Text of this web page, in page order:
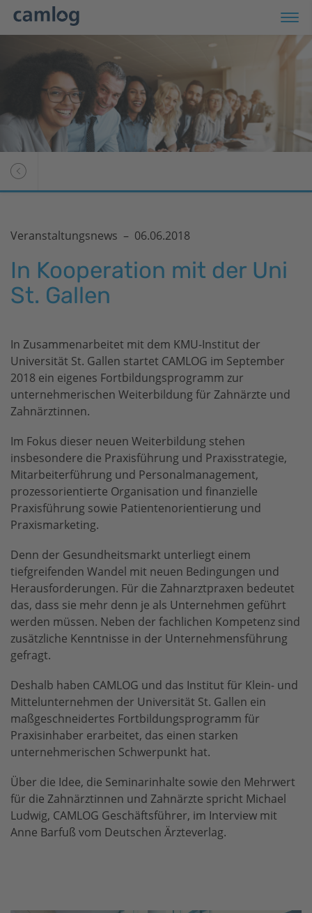
Veranstaltungsnews – 06.06.2018
In Kooperation mit der Uni
St. Gallen
In Zusammenarbeitet mit dem KMU-Institut der
Universität St. Gallen startet CAMLOG im September
2018 ein eigenes Fortbildungsprogramm zur
unternehmerischen Weiterbildung für Zahnärzte und
Zahnärztinnen.
Im Fokus dieser neuen Weiterbildung stehen
insbesondere die Praxisführung und Praxisstrategie,
Mitarbeiterführung und Personalmanagement,
prozessorientierte Organisation und finanzielle
Praxisführung sowie Patientenorientierung und
Praxismarketing.
Denn der Gesundheitsmarkt unterliegt einem
tiefgreifenden Wandel mit neuen Bedingungen und
Herausforderungen. Für die Zahnarztpraxen bedeutet
das, dass sie mehr denn je als Unternehmen geführt
werden müssen. Neben der fachlichen Kompetenz sind
zusätzliche Kenntnisse in der Unternehmensführung
gefragt.
Deshalb haben CAMLOG und das Institut für Klein- und
Mittelunternehmen der Universität St. Gallen ein
maßgeschneidertes Fortbildungsprogramm für
Praxisinhaber erarbeitet, das einen starken
unternehmerischen Schwerpunkt hat.
Über die Idee, die Seminarinhalte sowie den Mehrwert
für die Zahnärztinnen und Zahnärzte spricht Michael
Ludwig, CAMLOG Geschäftsführer, im Interview mit
Anne Barfuß vom Deutschen Ärzteverlag.